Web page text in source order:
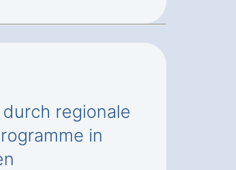
regionale
in